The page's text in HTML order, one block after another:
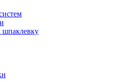
шпаклевку